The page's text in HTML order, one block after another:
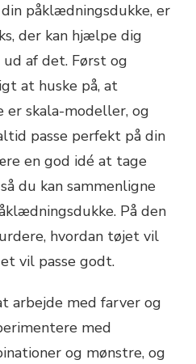
påklædningsdukke, er
der kan hjælpe dig
af det. Først og
at huske på, at
skala-modeller, og
passe perfekt på din
en god idé at tage
du kan sammenligne
På den
hvordan tøjet vil
vil passe godt.
arbejde med farver og
med
og mønstre, og